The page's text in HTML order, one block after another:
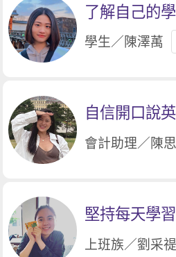
了解自己的
己努力的方向
學生／陳澤萭
自信開口說
學
會計助理／陳
上班族／劉采禔